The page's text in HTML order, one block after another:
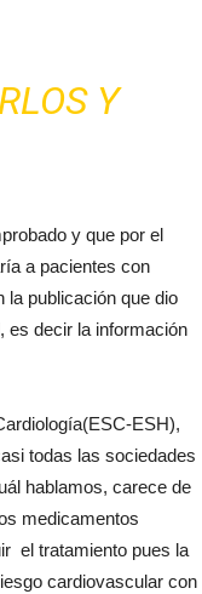
Y
y que por el
a pacientes con
la publicación que dio
es decir la información
ESH),
todas las sociedades
hablamos, carece de
medicamentos
el tratamiento pues la
cardiovascular con